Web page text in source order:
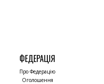
ФЕДЕРАЦІЯ
Про Федерацію
Оголошення